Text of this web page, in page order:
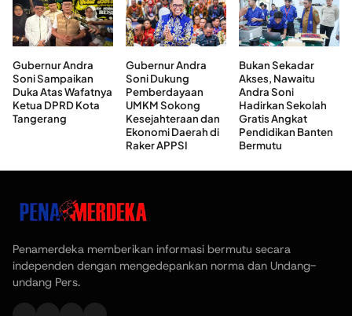
Gubernur Andra
Soni Sampaikan
Duka Atas Wafatnya
Ketua DPRD Kota
Tangerang
Gubernur Andra
Soni Dukung
Pemberdayaan
UMKM Sokong
Kesejahteraan dan
Ekonomi Daerah di
Raker APPSI
Bukan Sekadar
Akses, Nawaitu
Andra Soni
Hadirkan Sekolah
Gratis Angkat
Pendidikan Banten
Bermutu
Penamerdeka memberikan informasi bermutu secara
independen dengan mengedepankan norma dan Undang-
undang Pers.